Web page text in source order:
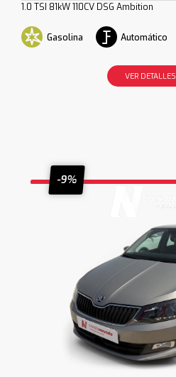
1.0 TSI 81kW 110CV DSG Ambition
Gasolina Automático
VER DETALLES
-9%